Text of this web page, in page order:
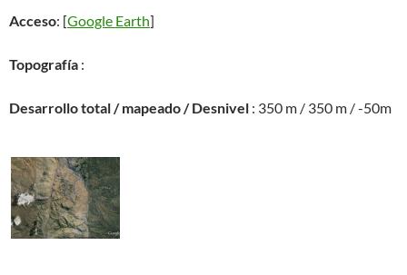
Acceso: [Google Earth]
Topografía :
Desarrollo total / mapeado / Desnivel : 350 m / 350 m / -50m